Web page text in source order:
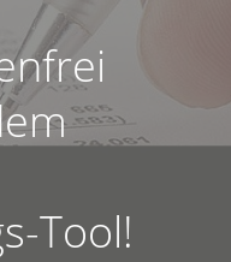
Tool!